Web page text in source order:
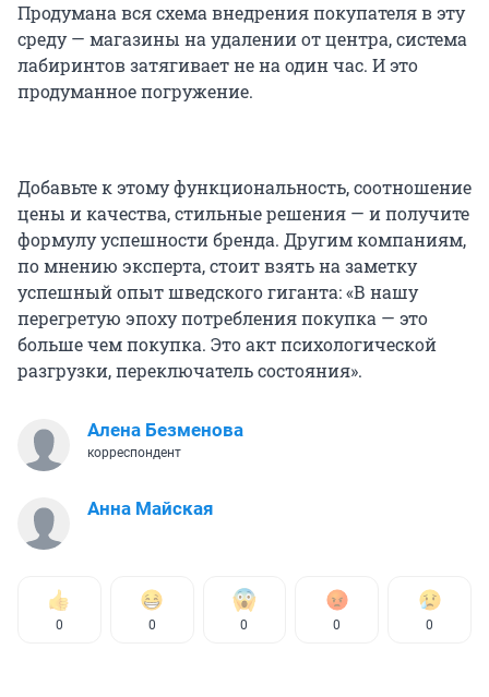
Продумана вся схема внедрения покупателя в эту
среду — магазины на удалении от центра, система
лабиринтов затягивает не на один час. И это
продуманное погружение.
Добавьте к этому функциональность, соотношение
цены и качества, стильные решения — и получите
формулу успешности бренда. Другим компаниям,
по мнению эксперта, стоит взять на заметку
успешный опыт шведского гиганта: «В нашу
перегретую эпоху потребления покупка — это
больше чем покупка. Это акт психологической
разгрузки, переключатель состояния».
Алена Безменова
корреспондент
Анна Майская
0 0 0 0 0